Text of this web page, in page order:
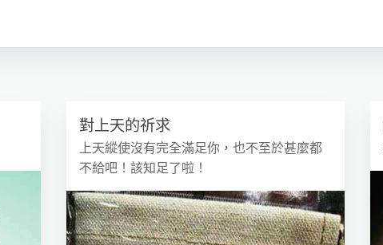
對上天的祈求
上天縱使沒有完全滿足你，也不至於甚麼都
不給吧！該知足了啦！